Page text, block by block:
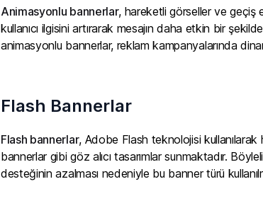
Animasyonlu bannerlar, hareketli görseller ve geçiş
kullanıcı ilgisini artırarak mesajın daha etkin bir
animasyonlu bannerlar, reklam kampanyalarında
Flash Bannerlar
Flash bannerlar, Adobe Flash teknolojisi
bannerlar gibi göz alıcı tasarımlar sunmaktadır.
desteğinin azalması nedeniyle bu banner türü